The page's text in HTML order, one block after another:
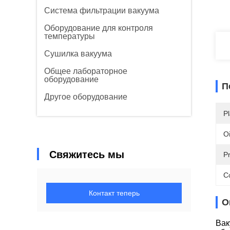
Система фильтрации вакуума
Оборудование для контроля
температуры
Сушилка вакуума
Общее лабораторное
оборудование
Другое оборудование
Свяжитесь мы
Контакт теперь